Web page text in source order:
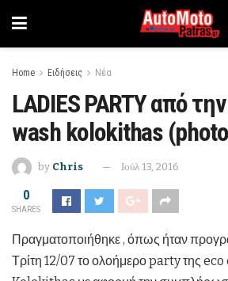
Home Ειδήσεις Νέα
LADIES PARTY από
wash kolokithas
by Chris Ιούλ 13, 2016
0
SHARES
Πραγματοποιήθηκε , όπως ήταν
Τρίτη 12/07 το ολοήμερο party της